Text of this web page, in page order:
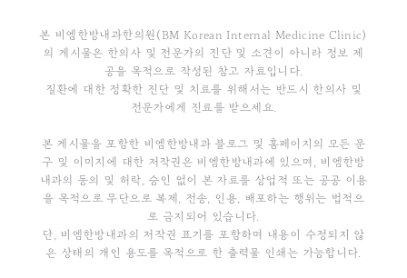
본 비엠한방내과한의원(BM Korean Internal Medicine Clinic)
의 게시물은 한의사 및 전문가의 진단 및 소견이 아니라 정보 제
공을 목적으로 작성된 참고 자료입니다.
질환에 대한 정확한 진단 및 치료를 위해서는 반드시 한의사 및
전문가에게 진료를 받으세요.
본 게시물을 포함한 비엠한방내과 블로그 및 홈페이지의 모든 문
구 및 이미지에 대한 저작권은 비엠한방내과에 있으며, 비엠한방
내과의 동의 및 허락, 승인 없이 본 자료를 상업적 또는 공공 이용
을 목적으로 무단으로 복제, 전송, 인용, 배포하는 행위는 법적으
로 금지되어 있습니다.
단, 비엠한방내과의 저작권 표기를 포함하며 내용이 수정되지 않
은 상태의 개인 용도를 목적으로 한 출력물 인쇄는 가능합니다.